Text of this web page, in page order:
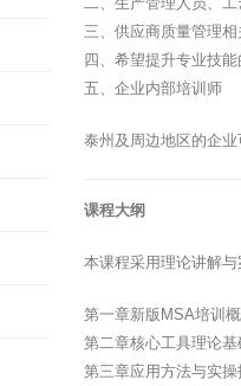
三、供应商质量管理
四、希望提升专业技
五、企业内部培训师
泰州及周边地区的企
课程大纲
本课程采用理论讲解
第一章新版MSA培训
第二章核心工具理论基
第三章应用方法与实操